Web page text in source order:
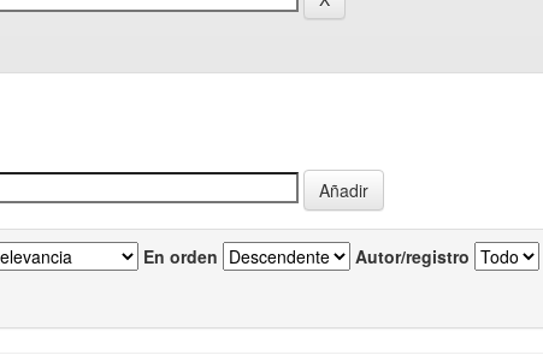
En orden Autor/registro